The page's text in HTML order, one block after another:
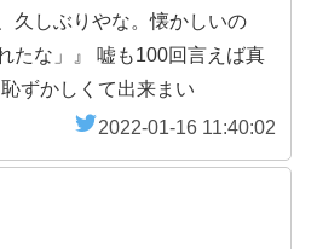
久しぶりやな。懐かしいの
たな」』 嘘も100回言えば真
ずかしくて出来まい
2022-01-16 11:40:02